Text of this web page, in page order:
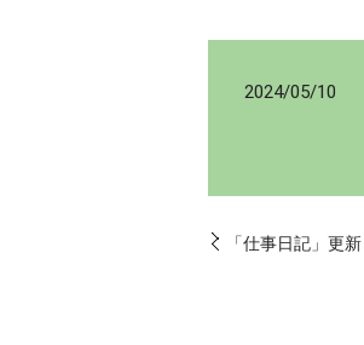
2024/05/10
「仕事日記」更新